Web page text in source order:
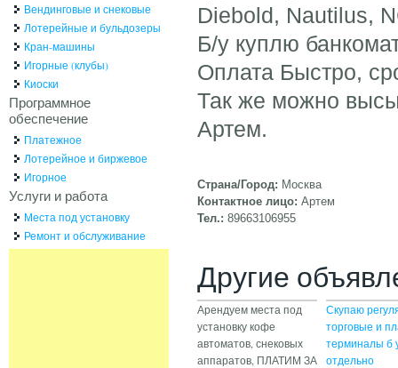
Diebold, Nautilus,
Б/у куплю
Оплата Быстро,
Так же можно
Артем.
Страна/Город: Москва
Контактное лицо: Артем
Тел.: 89663106955
Другие
Арендуем места под
установку кофе
автоматов, снековых
аппаратов, ПЛАТИМ ЗА
Скупаю
торговые и
терминалы б
отдельно
Вендинговые и снековые
Лотерейные и бульдозеры
Кран-машины
Игорные (клубы)
Киоски
Программное
обеспечение
Платежное
Лотерейное и биржевое
Игорное
Услуги и работа
Места под установку
Ремонт и обслуживание